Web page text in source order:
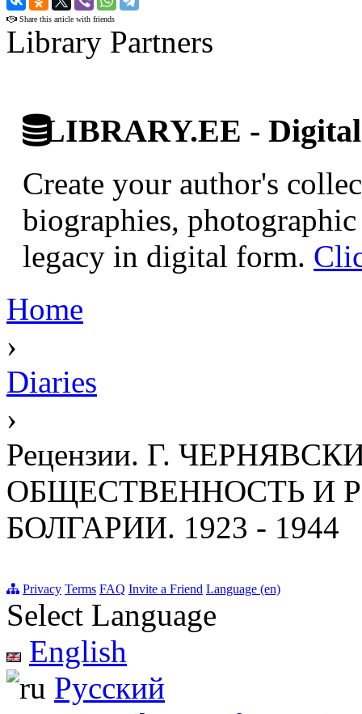
Share this article with friends
Library Partners
LIBRARY.EE -
Create your author's
biographies,
legacy in digital form.
Home
›
Diaries
›
Рецензии. Г.
ОБЩЕСТВЕННОСТЬ И
БОЛГАРИИ. 1923 - 1944
Privacy Terms FAQ Invite a Friend Language (en)
Select Language
English
Русский